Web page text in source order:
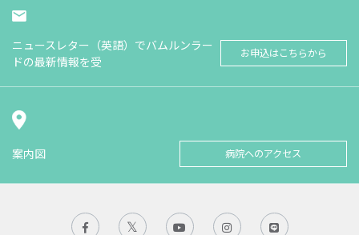
ニュースレター（英語）でバムルンラー
ドの最新情報を受
お申込はこちらから
案内図 病院へのアクセス